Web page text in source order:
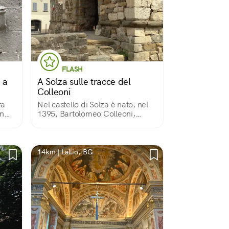
a
FLASH
A Solza sulle tracce del
Colleoni
Nel castello di Solza è nato, nel
1395, Bartolomeo Colleoni,
aspetto a metà tra castello e
cascina.
14km | Lallio, BG